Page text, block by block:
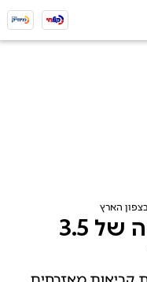
רעידת אדמה בעוצמה של 3.5